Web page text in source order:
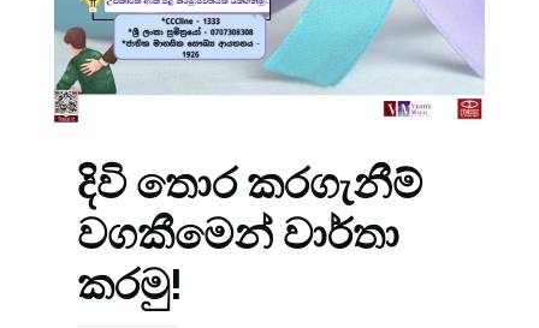
දිවි තොර කරගැනීම්
වගකීමෙන් වාර්තා
කරමු!